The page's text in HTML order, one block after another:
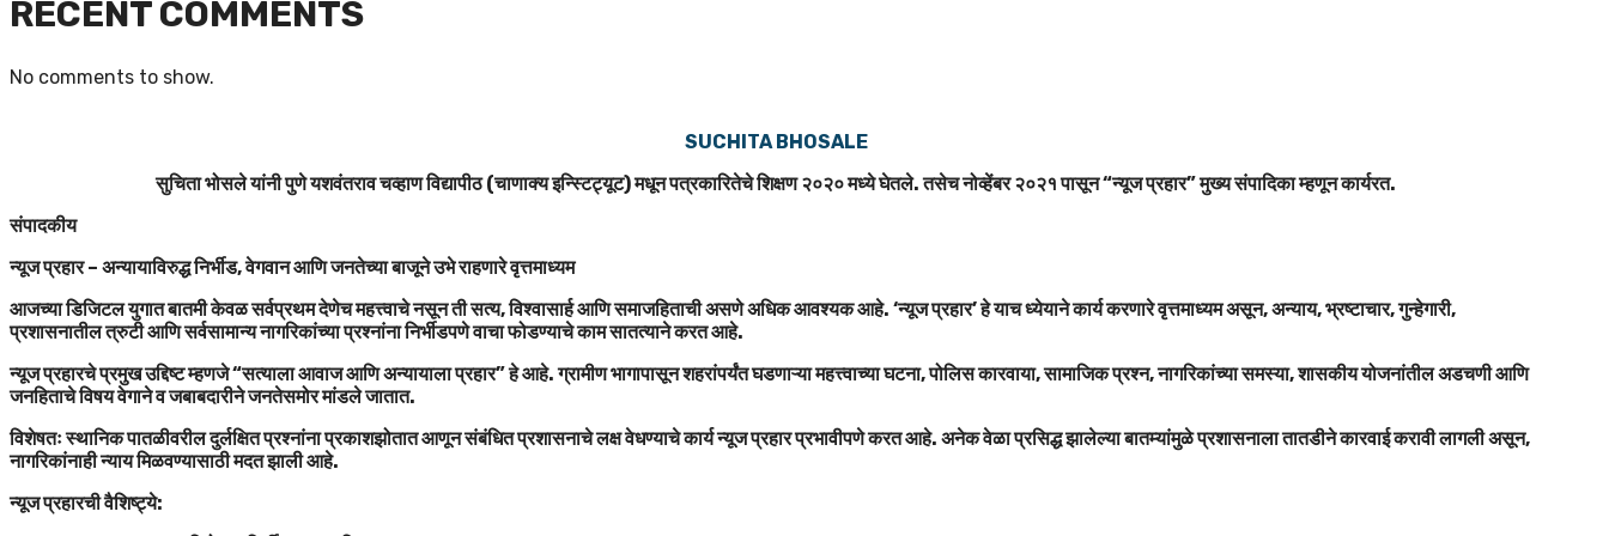
RECENT COMMENTS
No comments to show.
SUCHITA BHOSALE
सुचिता भोसले यांनी पुणे यशवंतराव चव्हाण विद्यापीठ (चाणाक्य इन्स्टिट्यूट) मधून पत्रकारितेचे शिक्षण २०२० मध्ये घेतले. तसेच नोव्हेंबर २०२१ पासून “न्यूज प्रहार” मुख्य संपादिका म्हणून कार्यरत.
संपादकीय
न्यूज प्रहार – अन्यायाविरुद्ध निर्भीड, वेगवान आणि जनतेच्या बाजूने उभे राहणारे वृत्तमाध्यम
आजच्या डिजिटल युगात बातमी केवळ सर्वप्रथम देणेच महत्त्वाचे नसून ती सत्य, विश्वासार्ह आणि समाजहिताची असणे अधिक आवश्यक आहे. ‘न्यूज प्रहार’ हे याच ध्येयाने कार्य करणारे वृत्तमाध्यम असून, अन्याय, भ्रष्टाचार, गुन्हेगारी,
प्रशासनातील त्रुटी आणि सर्वसामान्य नागरिकांच्या प्रश्नांना निर्भीडपणे वाचा फोडण्याचे काम सातत्याने करत आहे.
न्यूज प्रहारचे प्रमुख उद्दिष्ट म्हणजे “सत्याला आवाज आणि अन्यायाला प्रहार” हे आहे. ग्रामीण भागापासून शहरांपर्यंत घडणाऱ्या महत्त्वाच्या घटना, पोलिस कारवाया, सामाजिक प्रश्न, नागरिकांच्या समस्या, शासकीय योजनांतील अडचणी आणि
जनहिताचे विषय वेगाने व जबाबदारीने जनतेसमोर मांडले जातात.
विशेषतः स्थानिक पातळीवरील दुर्लक्षित प्रश्नांना प्रकाशझोतात आणून संबंधित प्रशासनाचे लक्ष वेधण्याचे कार्य न्यूज प्रहार प्रभावीपणे करत आहे. अनेक वेळा प्रसिद्ध झालेल्या बातम्यांमुळे प्रशासनाला तातडीने कारवाई करावी लागली असून,
नागरिकांनाही न्याय मिळवण्यासाठी मदत झाली आहे.
न्यूज प्रहारची वैशिष्ट्ये: